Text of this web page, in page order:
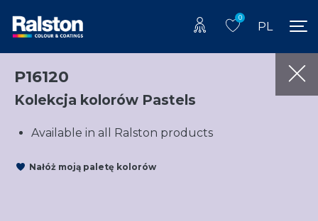
0
PL
P16120
Kolekcja kolorów Pastels
Available in all Ralston products
Nałóż moją paletę kolorów